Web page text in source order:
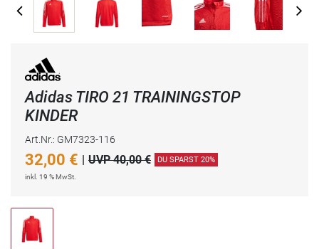
Adidas TIRO 21 TRAININGSTOP
KINDER
Art.Nr.: GM7323-116
32,00 € | UVP 40,00 € DU SPARST 20%
inkl. 19 % MwSt.